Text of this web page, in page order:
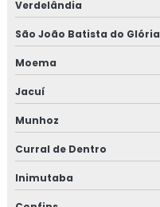
Verdelândia
São João Batista do Glória
Moema
Jacuí
Munhoz
Curral de Dentro
Inimutaba